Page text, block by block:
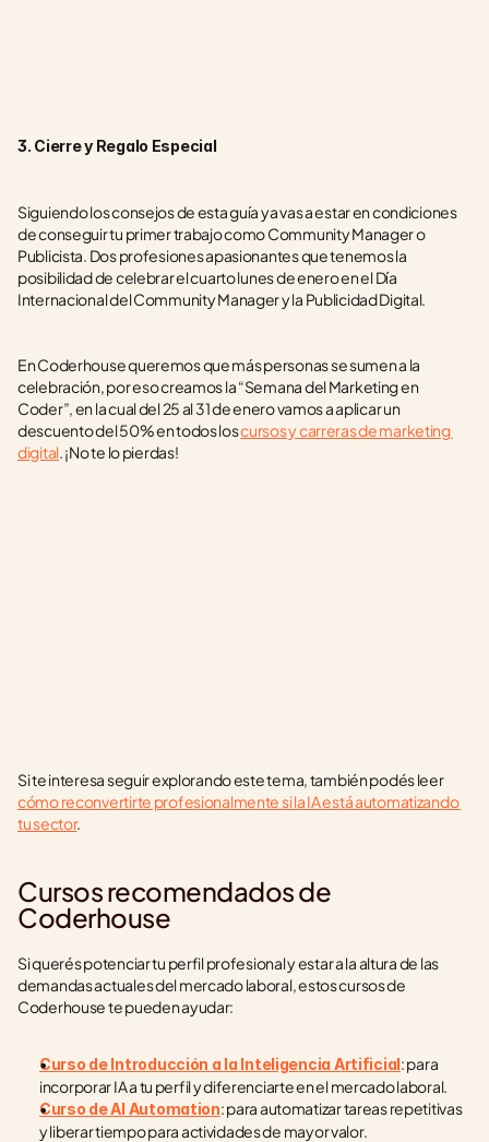
3. Cierre y Regalo Especial
Siguiendo los consejos de esta guía ya vas a estar en condiciones
de conseguir tu primer trabajo como Community Manager o
Publicista. Dos profesiones apasionantes que tenemos la
posibilidad de celebrar el cuarto lunes de enero en el Día
Internacional del Community Manager y la Publicidad Digital.
En Coderhouse queremos que más personas se sumen a la
celebración, por eso creamos la “Semana del Marketing en
Coder”, en la cual del 25 al 31 de enero vamos a aplicar un
descuento del 50% en todos los cursos y carreras de marketing
digital. ¡No te lo pierdas!
Si te interesa seguir explorando este tema, también podés leer
cómo reconvertirte profesionalmente si la IA está automatizando
tu sector.
Cursos recomendados de
Coderhouse
Si querés potenciar tu perfil profesional y estar a la altura de las
demandas actuales del mercado laboral, estos cursos de
Coderhouse te pueden ayudar:
Curso de Introducción a la Inteligencia Artificial: para
incorporar IA a tu perfil y diferenciarte en el mercado laboral.
Curso de AI Automation: para automatizar tareas repetitivas
y liberar tiempo para actividades de mayor valor.